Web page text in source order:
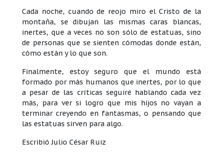
Cada noche, cuando de reojo miro el Cristo de la
montaña, se dibujan las mismas caras blancas,
inertes, que a veces no son sólo de estatuas, sino
de personas que se sienten cómodas donde están,
cómo están y lo que son.
Finalmente, estoy seguro que el mundo está
formado por más humanos que inertes, por lo que
a pesar de las críticas seguiré hablando cada vez
más, para ver si logro que mis hijos no vayan a
terminar creyendo en fantasmas, o pensando que
las estatuas sirven para algo.
Escribió Julio César Ruiz